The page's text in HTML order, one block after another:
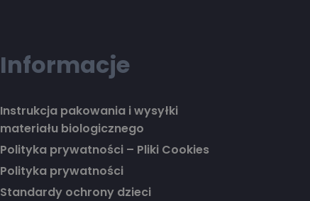
Informacje
Instrukcja pakowania i wysyłki
materiału biologicznego
Polityka prywatności – Pliki Cookies
Polityka prywatności
Standardy ochrony dzieci